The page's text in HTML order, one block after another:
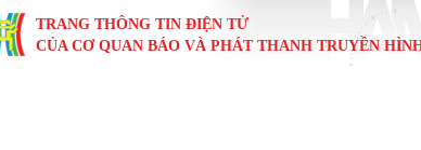
TRANG THÔNG TIN ĐIỆN TỬ
CỦA CƠ QUAN BÁO VÀ PHÁT THANH TRUYỀN